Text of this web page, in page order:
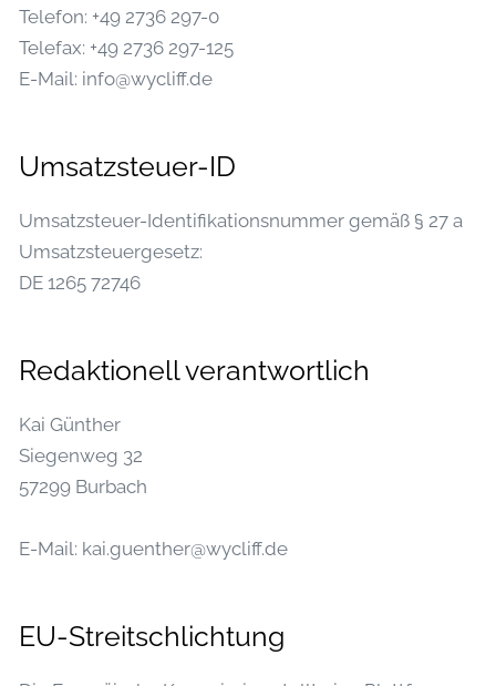
Telefon: +49 2736 297-0
Telefax: +49 2736 297-125
E-Mail: info@wycliff.de
Umsatzsteuer-ID
Umsatzsteuer-Identifikationsnummer gemäß § 27 a
Umsatzsteuergesetz:
DE 1265 72746
Redaktionell verantwortlich
Kai Günther
Siegenweg 32
57299 Burbach
E-Mail: kai.guenther@wycliff.de
EU-Streitschlichtung